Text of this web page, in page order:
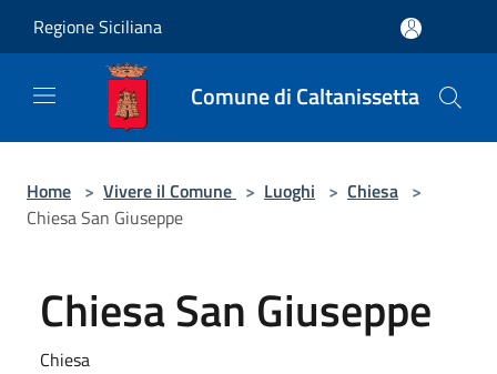
Regione Siciliana
Comune di Caltanissetta
Home > Vivere il Comune > Luoghi > Chiesa >
Chiesa San Giuseppe
Chiesa San Giuseppe
Chiesa